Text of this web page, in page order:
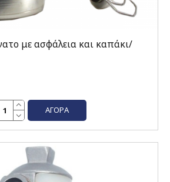
με ασφάλεια και καπάκι/
ΑΓΟΡΆ